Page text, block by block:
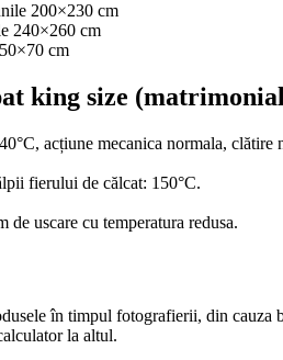
200×230 cm
240×260 cm
cm
king size
acțiune mecanica normala, clătire
fierului de călcat: 150°C.
uscare cu temperatura redusa.
în timpul fotografierii, din
la altul.